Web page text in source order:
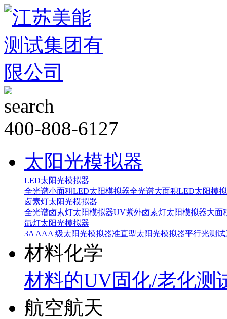
400-808-6127
太阳光模拟器
LED太阳光模拟器
全光谱小面积LED太阳模拟器全光谱大面积LED太阳模
卤素灯太阳光模拟器
全光谱卤素灯太阳模拟器UV紫外卤素灯太阳模拟器大面
氙灯太阳光模拟器
3A AAA 级太阳光模拟器准直型太阳光模拟器平行光测
材料化学
材料的UV固化/老化测
航空航天